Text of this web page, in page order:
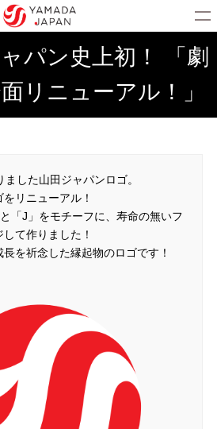
パン史上初！ 「劇
リニューアル！」
した山田ジャパンロゴ。
リニューアル！
「J」をモチーフに、寿命の無いフ
て作りました！
を祈念した縁起物のロゴです！